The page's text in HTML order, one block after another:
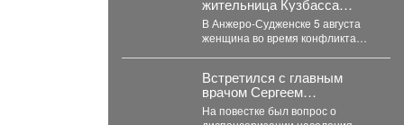
жительница Кузбасса
ударила мужа ножом в
сердце - подробности
В Анжеро-Судженске 5 августа
женщина во время конфликта
Встретился с главным
врачом Сергеем
Валерьевичем
Рыбниковым.
На повестке был вопрос о